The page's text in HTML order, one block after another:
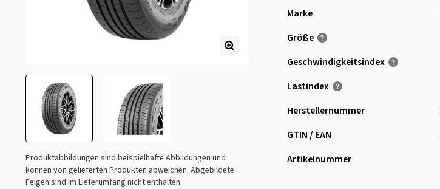
Produktabbildungen sind beispielhafte Abbildungen und
können von gelieferten Produkten abweichen. Abgebildete
Felgen sind im Lieferumfang nicht enthalten.
Marke
Größe
Geschwindigkeits­index
Lastindex
Herstellernummer
GTIN / EAN
Artikelnummer